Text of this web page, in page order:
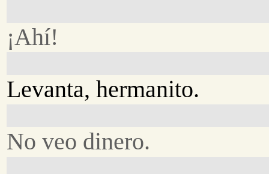
¡Ahí!
Levanta, hermanito.
No veo dinero.